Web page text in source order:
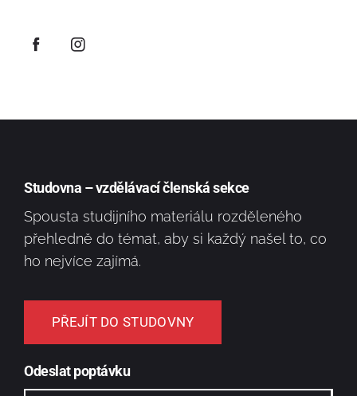
Studovna – vzdělávací členská sekce
Spousta studijního materiálu rozděleného
přehledně do témat, aby si každý našel to, co
ho nejvíce zajímá.
PŘEJÍT DO STUDOVNY
Odeslat poptávku